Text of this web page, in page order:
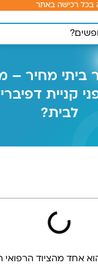
בכל רכישה באתר
ביתי מחיר –
קניית
לבית?
אחד מהציוד